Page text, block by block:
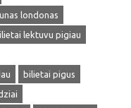
londonas
lektuvu pigiau
bilietai pigus